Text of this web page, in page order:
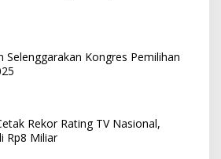
Selenggarakan Kongres Pemilihan
Rekor Rating TV Nasional,
Rp8 Miliar